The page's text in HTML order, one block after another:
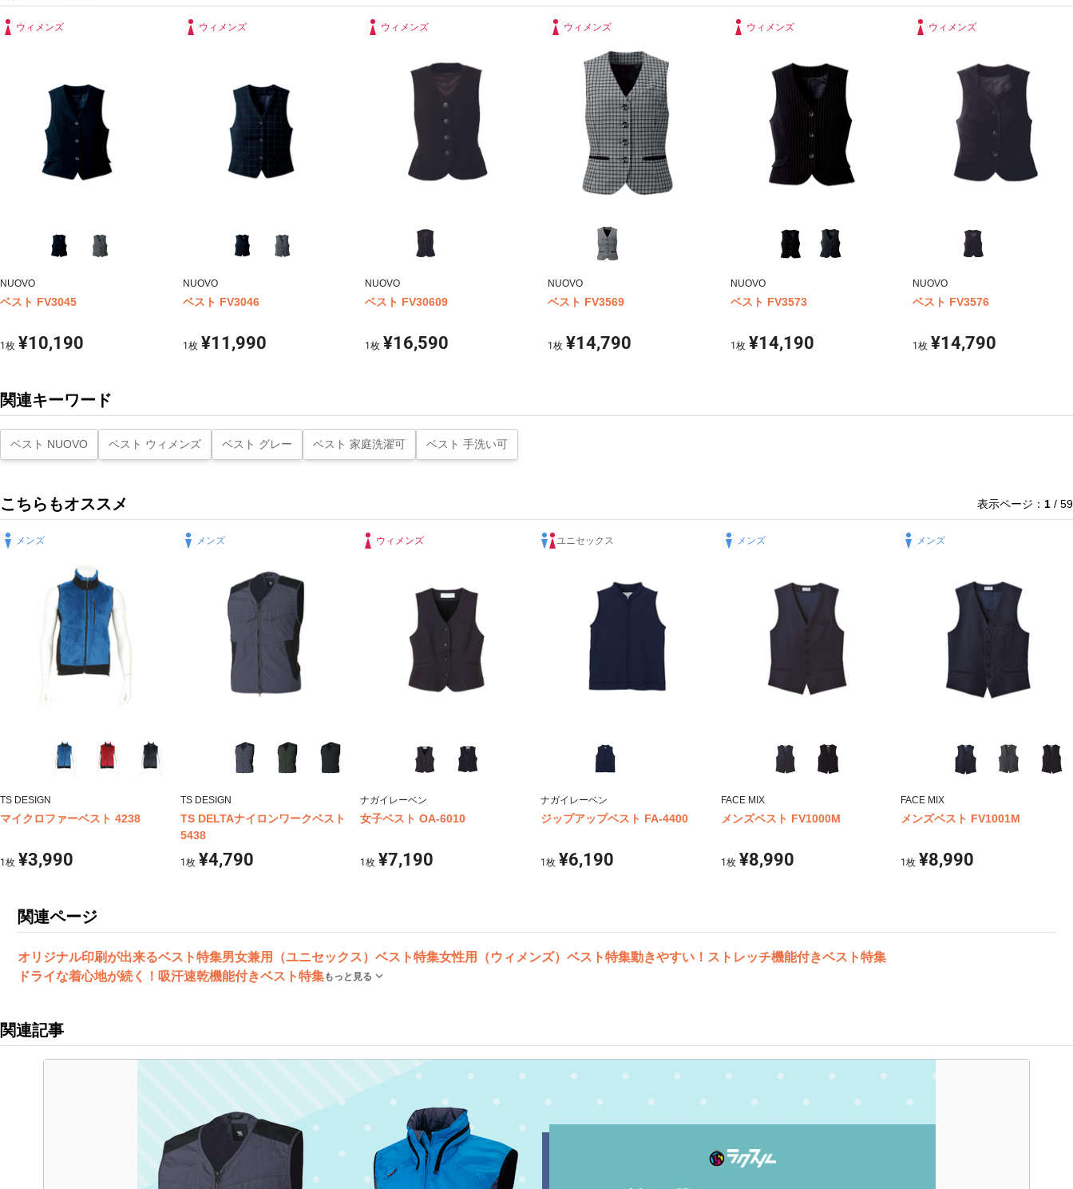
ウィメンズ
NUOVO
ベスト FV3045
1 枚 ¥10,190
ウィメンズ
NUOVO
ベスト FV3046
1 枚 ¥11,990
ウィメンズ
NUOVO
ベスト FV30609
1枚 ¥16,590
ウィメンズ
NUOVO
ベスト FV3569
1 枚 ¥14,790
ウィメンズ
NUOVO
ベスト FV3573
1 枚 ¥14,190
ウィメンズ
NUOVO
ベスト FV3576
1枚 ¥14,790
関連キーワード
ベスト NUOVO ベスト ウィメンズ ベスト グレー ベスト 家庭洗濯可 ベスト 手洗い可
こちらもオススメ 表示ページ： 1 / 59
メンズ
TS DESIGN
マイクロファーベスト 4238
1 枚 ¥3,990
メンズ
TS DESIGN
TS DELTAナイロンワークベスト
5438
1 枚 ¥4,790
ウィメンズ
ナガイレーベン
女子ベスト OA-6010
1枚 ¥7,190
ユニセックス
ナガイレーベン
ジップアップベスト FA-4400
1 枚 ¥6,190
メンズ
FACE MIX
メンズベスト FV1000M
1 枚 ¥8,990
メンズ
FACE MIX
メンズベスト FV1001M
1枚 ¥8,990
関連ページ
オリジナル印刷が出来るベスト特集男女兼用（ユニセックス）ベスト特集女性用（ウィメンズ）ベスト特集動きやすい！ストレッチ機能付きベスト特集
ドライな着心地が続く！吸汗速乾機能付きベスト特集もっと見る
関連記事